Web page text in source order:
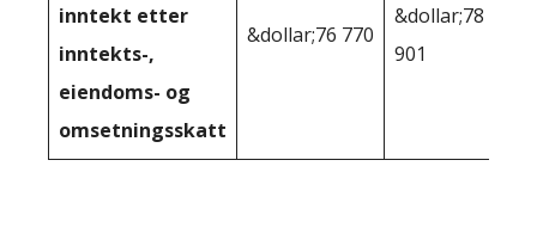
inntekt etter
inntekts-,
eiendoms- og
omsetningsskatt
&dollar;76 770
&dollar;78
901